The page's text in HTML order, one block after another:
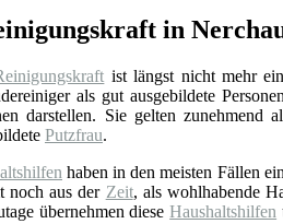
in
ist längst nicht mehr
als gut ausgebildete
darstellen. Sie gelten zunehmend
Putzfrau.
haben in den meisten Fällen
noch aus der Zeit, als wohlhabende
übernehmen dieseHaushaltshilfen